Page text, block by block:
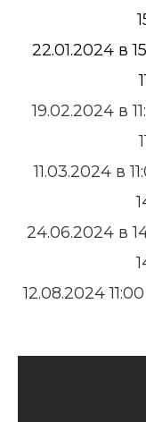
22.01.2024 в
19.02.2024 в
11.03.2024 в
24.06.2024 в
12.08.2024